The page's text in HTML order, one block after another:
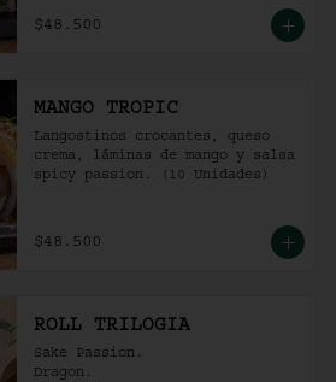
$48.500
MANGO TROPIC
Langostinos crocantes, queso
crema, láminas de mango y salsa
spicy passion. (10 Unidades)
$48.500
ROLL TRILOGIA
Sake Passion.
Dragon.